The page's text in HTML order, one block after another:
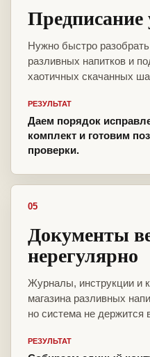
Предписание
Нужно быстро
разливных напитков и
хаотичных скачанных
РЕЗУЛЬТАТ
Даем порядок
комплект и готовим
проверки.
05
Документы
нерегулярно
Журналы, инструкции и
магазина разливных
но система не держится
РЕЗУЛЬТАТ